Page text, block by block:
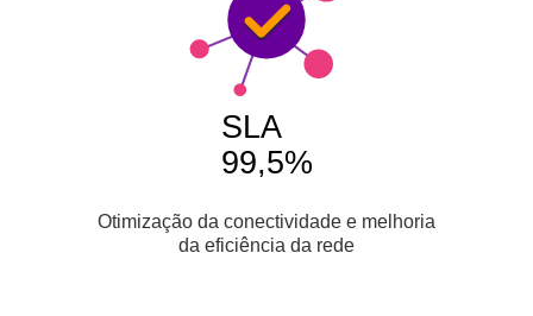
SLA
99,5%
Otimização da conectividade e melhoria
da eficiência da rede